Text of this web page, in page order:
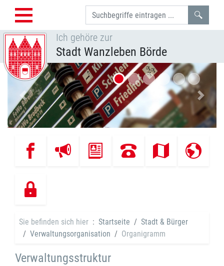
Ich gehöre zur
Stadt Wanzleben Börde
Vorheriges Bild
Sie befinden sich hier Startseite
Stadt & Bürger
Verwaltungsorganisation
Organigramm
Verwaltungsstruktur